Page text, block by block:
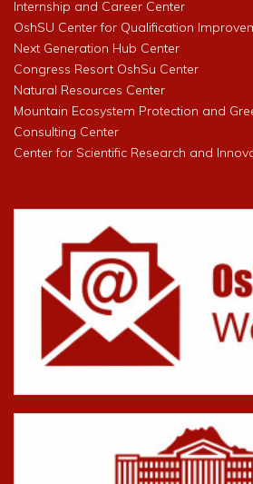
Internship and Career Center
OshSU Center for Qualification
Next Generation Hub Center
Congress Resort OshSu Center
Natural Resources Center
Mountain Ecosystem Protection and
Consulting Center
Center for Scientific Research and